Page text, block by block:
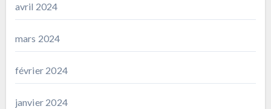
avril 2024
mars 2024
février 2024
janvier 2024